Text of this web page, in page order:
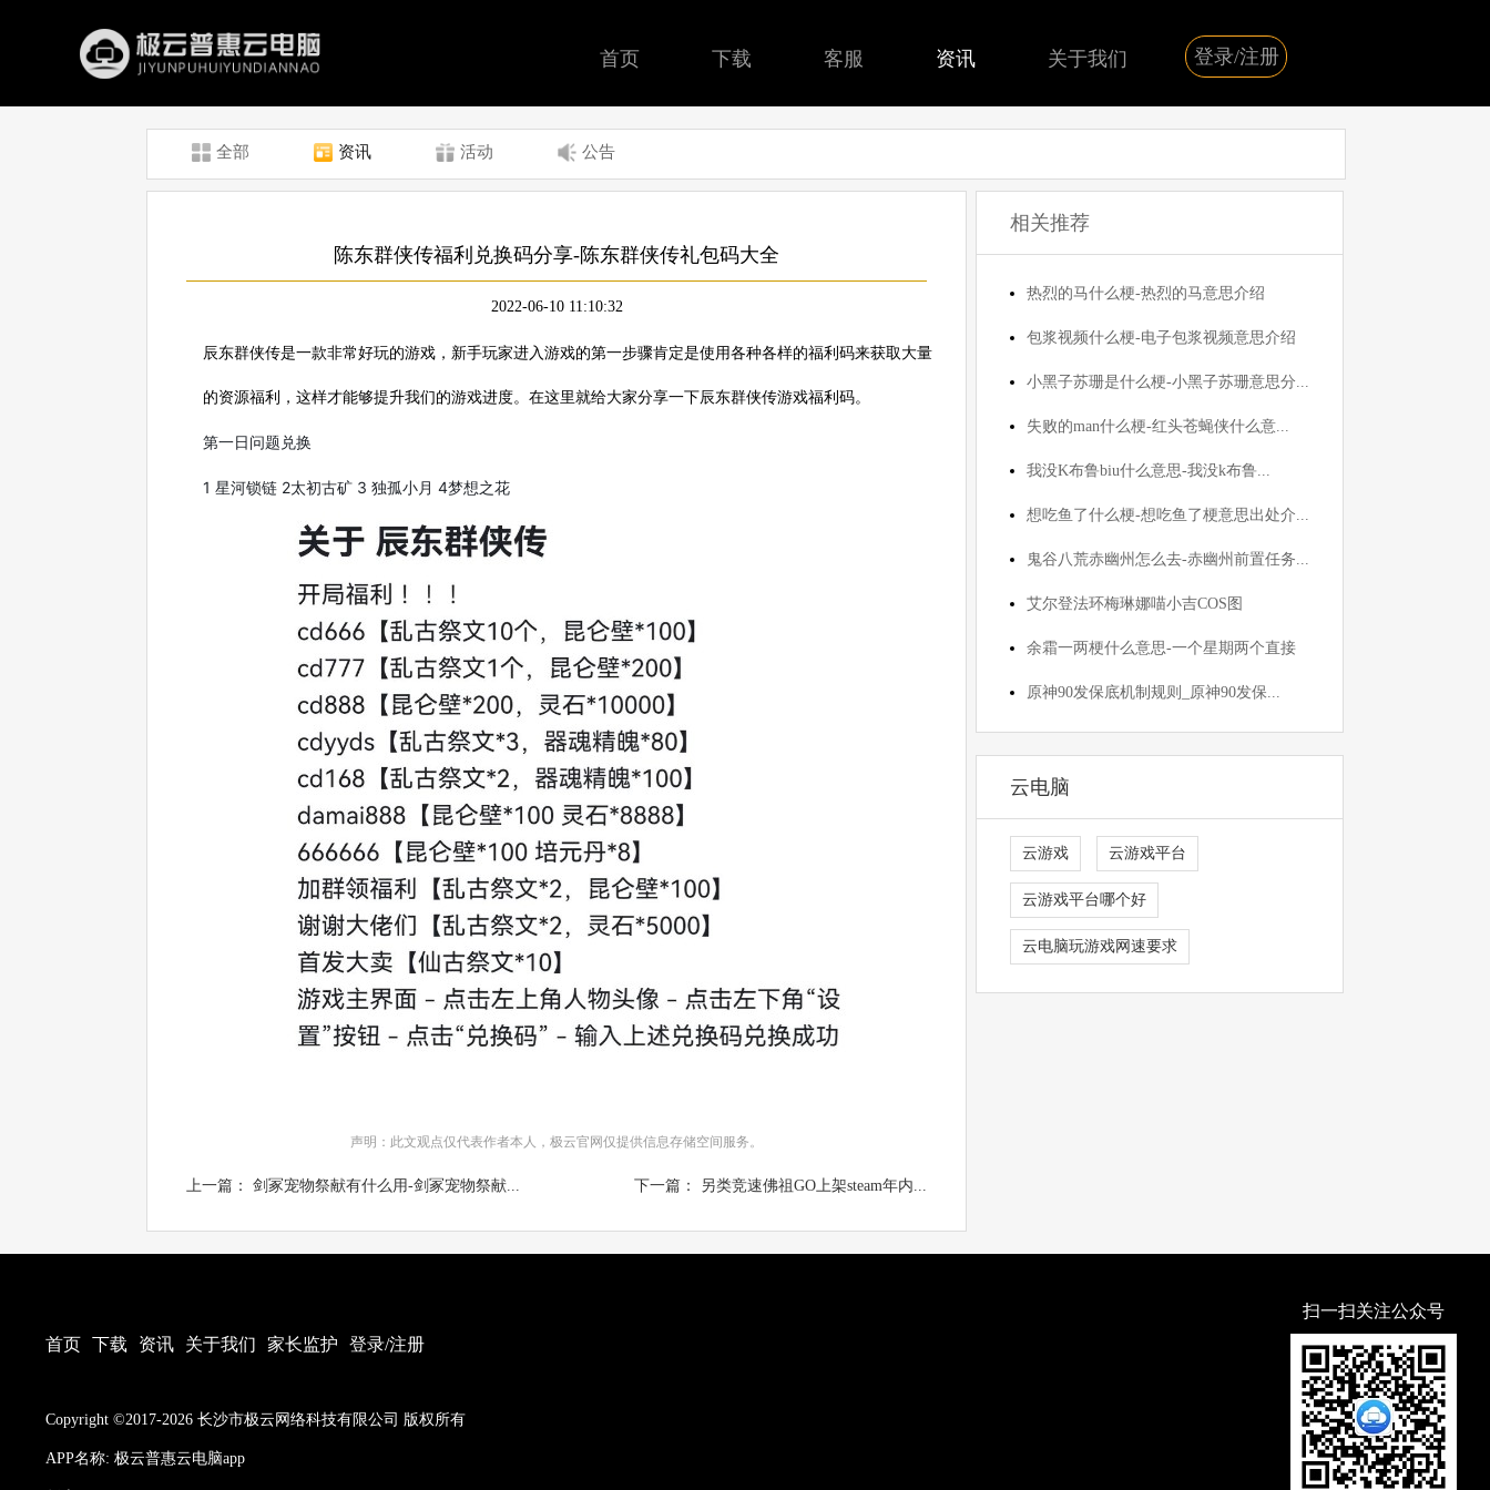
首页 下载 客服 资讯 关于我们 登录/注册
全部 资讯 活动 公告
陈东群侠传福利兑换码分享-陈东群侠传礼包码大全
2022-06-10 11:10:32
辰东群侠传是一款非常好玩的游戏，新手玩家进入游戏的第一步骤肯定是使用各种各样的福利码来获取大量
的资源福利，这样才能够提升我们的游戏进度。在这里就给大家分享一下辰东群侠传游戏福利码。
第一日问题兑换
1 星河锁链 2太初古矿 3 独孤小月 4梦想之花
声明：此文观点仅代表作者本人，极云官网仅提供信息存储空间服务。
上一篇： 剑冢宠物祭献有什么用-剑冢宠物祭献... 下一篇： 另类竞速佛祖GO上架steam年内...
相关推荐
热烈的马什么梗-热烈的马意思介绍
包浆视频什么梗-电子包浆视频意思介绍
小黑子苏珊是什么梗-小黑子苏珊意思分...
失败的man什么梗-红头苍蝇侠什么意...
我没K布鲁biu什么意思-我没k布鲁...
想吃鱼了什么梗-想吃鱼了梗意思出处介...
鬼谷八荒赤幽州怎么去-赤幽州前置任务...
艾尔登法环梅琳娜喵小吉COS图
余霜一两梗什么意思-一个星期两个直接
原神90发保底机制规则_原神90发保...
云电脑
云游戏 云游戏平台
云游戏平台哪个好
云电脑玩游戏网速要求
首页 下载 资讯 关于我们 家长监护 登录/注册
Copyright ©2017-2026 长沙市极云网络科技有限公司 版权所有
APP名称: 极云普惠云电脑app
扫一扫关注公众号